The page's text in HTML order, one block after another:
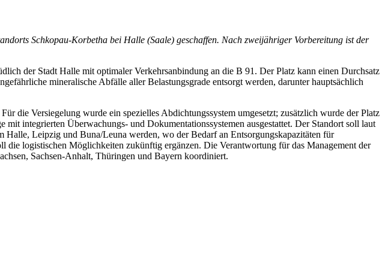
Schkopau-Korbetha bei Halle (Saale) geschaffen. Nach zweijähriger Vorbereitung ist der
der Stadt Halle mit optimaler Verkehrsanbindung an die B 91. Der Platz kann einen Durchsatz
mineralische Abfälle aller Belastungsgrade entsorgt werden, darunter hauptsächlich
die Versiegelung wurde ein spezielles Abdichtungssystem umgesetzt; zusätzlich wurde der Platz
integrierten Überwachungs- und Dokumentationssystemen ausgestattet. Der Standort soll laut
Leipzig und Buna/Leuna werden, wo der Bedarf an Entsorgungskapazitäten für
die logistischen Möglichkeiten zukünftig ergänzen. Die Verantwortung für das Management der
Sachsen-Anhalt, Thüringen und Bayern koordiniert.